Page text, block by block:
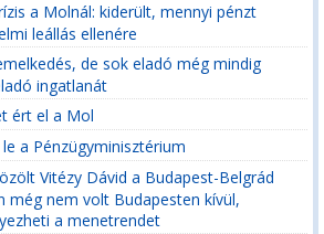
a Molnál: kiderült, mennyi pénzt
leállás ellenére
de sok eladó még mindig
ingatlanát
ért el a Mol
a Pénzügyminisztérium
Vitézy Dávid a Budapest-Belgrád
még nem volt Budapesten kívül,
a menetrendet